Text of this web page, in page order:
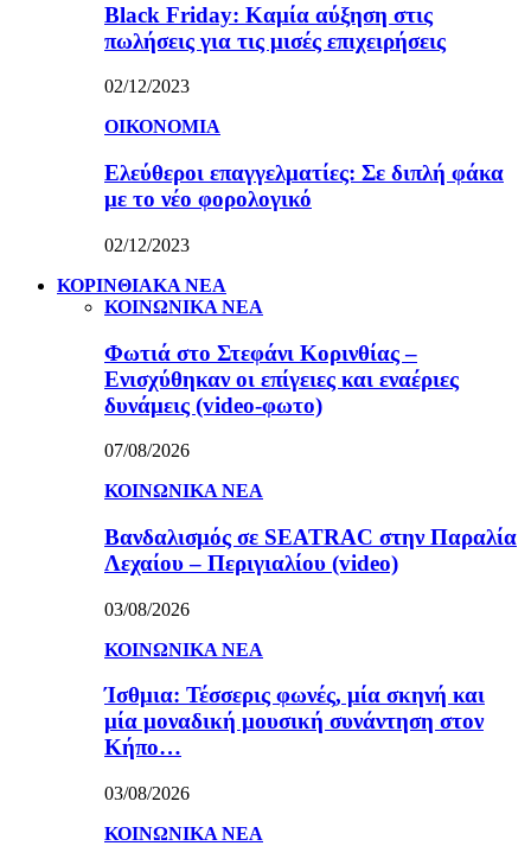
Black Friday: Καμία αύξηση στις
πωλήσεις για τις μισές επιχειρήσεις
02/12/2023
ΟΙΚΟΝΟΜΙΑ
Ελεύθεροι επαγγελματίες: Σε διπλή φάκα
με το νέο φορολογικό
02/12/2023
ΚΟΡΙΝΘΙΑΚΑ ΝΕΑ
ΚΟΙΝΩΝΙΚΑ ΝΕΑ
Φωτιά στο Στεφάνι Κορινθίας –
Ενισχύθηκαν οι επίγειες και εναέριες
δυνάμεις (video-φωτο)
07/08/2026
ΚΟΙΝΩΝΙΚΑ ΝΕΑ
Βανδαλισμός σε SEATRAC στην Παραλία
Λεχαίου – Περιγιαλίου (video)
03/08/2026
ΚΟΙΝΩΝΙΚΑ ΝΕΑ
Ίσθμια: Τέσσερις φωνές, μία σκηνή και
μία μοναδική μουσική συνάντηση στον
Κήπο…
03/08/2026
ΚΟΙΝΩΝΙΚΑ ΝΕΑ